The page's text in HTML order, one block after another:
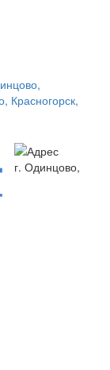
г. Одинцово,